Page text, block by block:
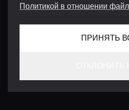
Политикой в отношении
ПРИНЯТЬ